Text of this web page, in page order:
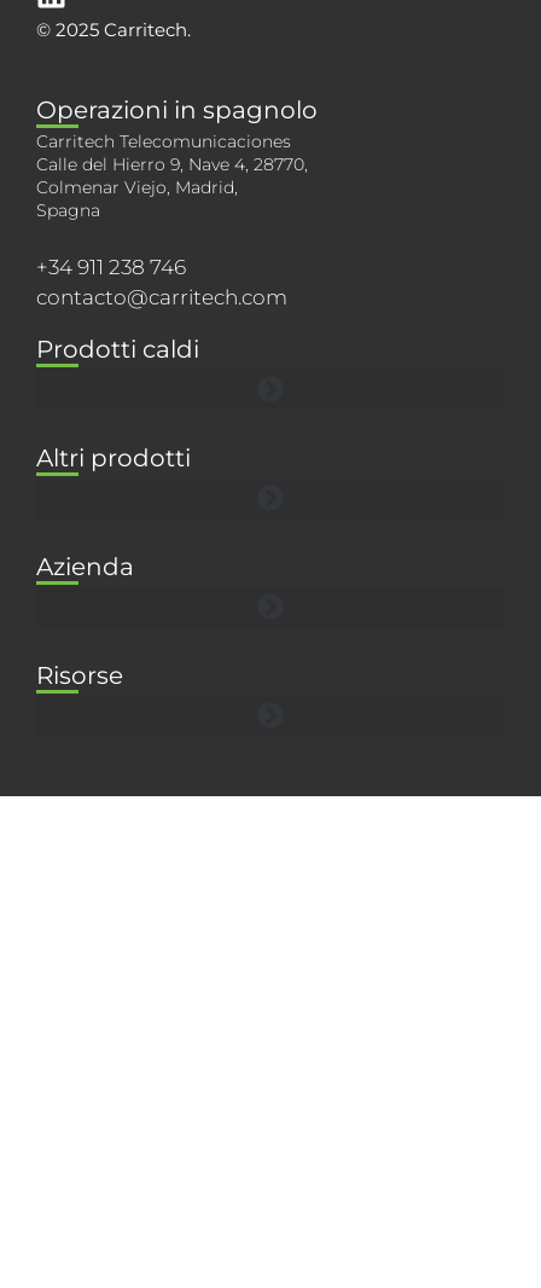
© 2025 Carritech.
Operazioni in spagnolo
Carritech Telecomunicaciones
Calle del Hierro 9, Nave 4, 28770,
Colmenar Viejo, Madrid,
Spagna
+34 911 238 746
contacto@carritech.com
Prodotti caldi
Altri prodotti
Azienda
Risorse